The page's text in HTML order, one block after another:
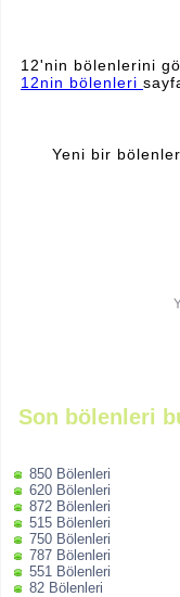
12'nin bölenlerini
12nin bölenleri
Yeni bir
Son bölenleri
850 Bölenleri
620 Bölenleri
872 Bölenleri
515 Bölenleri
750 Bölenleri
787 Bölenleri
551 Bölenleri
82 Bölenleri